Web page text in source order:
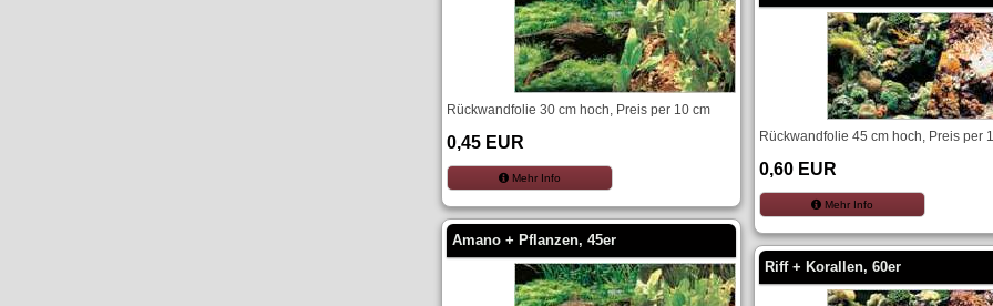
Rückwandfolie 30 cm hoch, Preis per 10 cm
0,45 EUR
Mehr Info
Amano + Pflanzen, 45er
Rückwandfolie 45 cm hoch, Preis per
0,60 EUR
Mehr Info
Riff + Korallen, 60er